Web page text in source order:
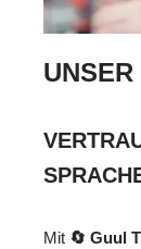
Mit 🔄 Guul